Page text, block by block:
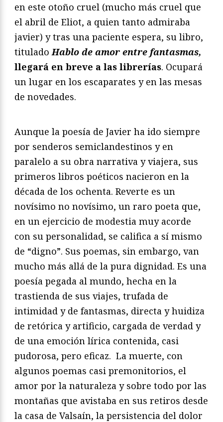
en este otoño cruel (mucho más cruel que
el abril de Eliot, a quien tanto admiraba
javier) y tras una paciente espera, su libro,
titulado Hablo de amor entre fantasmas,
llegará en breve a las librerías. Ocupará
un lugar en los escaparates y en las mesas
de novedades.
Aunque la poesía de Javier ha ido siempre
por senderos semiclandestinos y en
paralelo a su obra narrativa y viajera, sus
primeros libros poéticos nacieron en la
década de los ochenta. Reverte es un
novísimo no novísimo, un raro poeta que,
en un ejercicio de modestia muy acorde
con su personalidad, se califica a sí mismo
de “digno”. Sus poemas, sin embargo, van
mucho más allá de la pura dignidad. Es una
poesía pegada al mundo, hecha en la
trastienda de sus viajes, trufada de
intimidad y de fantasmas, directa y huidiza
de retórica y artificio, cargada de verdad y
de una emoción lírica contenida, casi
pudorosa, pero eficaz. La muerte, con
algunos poemas casi premonitorios, el
amor por la naturaleza y sobre todo por las
montañas que avistaba en sus retiros desde
la casa de Valsaín, la persistencia del dolor